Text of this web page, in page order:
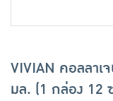
VIVIAN คอลลาเ
มล. (1 กล่อง 12